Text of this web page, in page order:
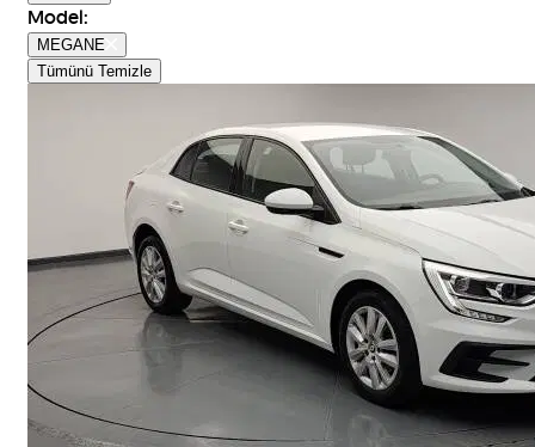
Model:
MEGANE
Tümünü Temizle